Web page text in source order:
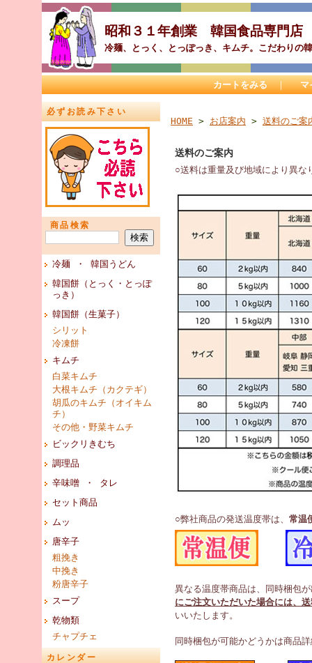
昭和３１年創業 韓国食品専
冷麺、とっく、とっぽっき、キムチ。こだわりの
カートをみる ｜ マ
必ずお読み下さい
商品検索
冷麺 ・ 韓国うどん
韓国餅（とっく・とっぽ
っき）
韓国餅（生菓子）
シリット
冷凍餅
キムチ
白菜キムチ
大根キムチ（カクテギ）
胡瓜のキムチ（オイキム
チ）
その他・野菜キムチ
ビックリきむち
調理品
辛味噌 ・ タレ
セット商品
ムッ
唐辛子
粗挽き
中挽き
粉唐辛子
スープ
乾物類
チャプチェ
カレンダー
HOME > お店案内 > 送料のご案
送料のご案内
○送料は重量及び地域により異な
○弊社商品の発送温度帯は、 常温
異なる温度帯商品は、同時梱包
にご注文いただいた場合には、
いいたします。
同時梱包が可能かどうかは商品